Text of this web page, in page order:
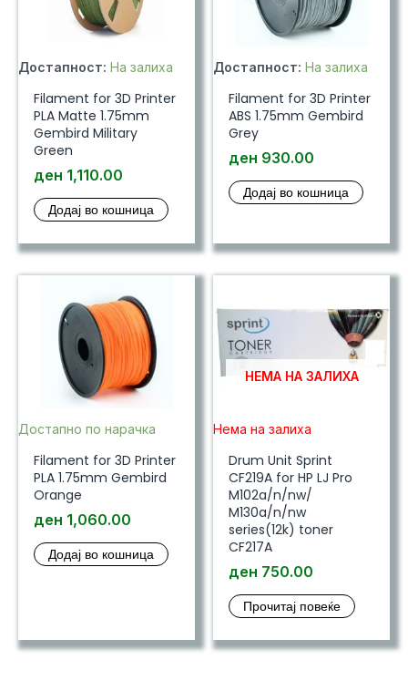
Достапност: На залиха
Filament for 3D Printer
PLA Matte 1.75mm
Gembird Military
Green
ден 1,110.00
Додај во кошница
Достапност: На залиха
Filament for 3D Printer
ABS 1.75mm Gembird
Grey
ден 930.00
Додај во кошница
Достапно по нарачка
Filament for 3D Printer
PLA 1.75mm Gembird
Orange
ден 1,060.00
Додај во кошница
НЕМА НА ЗАЛИХА
Нема на залиха
Drum Unit Sprint
CF219A for HP LJ Pro
M102a/n/nw/
M130a/n/nw
series(12k) toner
CF217A
ден 750.00
Прочитај повеќе